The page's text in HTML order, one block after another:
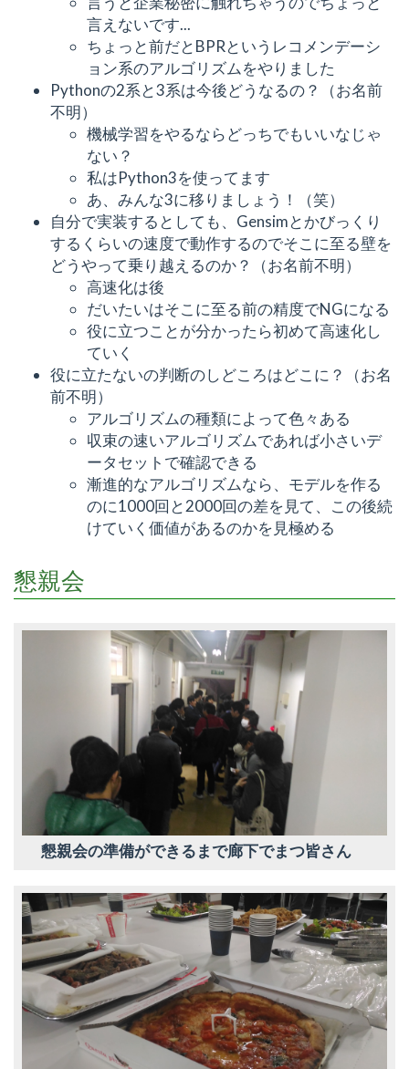
言えないです...
ちょっと前だとBPRというレコメンデーシ
ョン系のアルゴリズムをやりました
Pythonの2系と3系は今後どうなるの？（お名前
不明）
機械学習をやるならどっちでもいいなじゃ
ない？
私はPython3を使ってます
あ、みんな3に移りましょう！（笑）
自分で実装するとしても、Gensimとかびっくり
するくらいの速度で動作するのでそこに至る壁を
どうやって乗り越えるのか？（お名前不明）
高速化は後
だいたいはそこに至る前の精度でNGになる
役に立つことが分かったら初めて高速化し
ていく
役に立たないの判断のしどころはどこに？（お名
前不明）
アルゴリズムの種類によって色々ある
収束の速いアルゴリズムであれば小さいデ
ータセットで確認できる
漸進的なアルゴリズムなら、モデルを作る
のに1000回と2000回の差を見て、この後続
けていく価値があるのかを見極める
懇親会
懇親会の準備ができるまで廊下でまつ皆さん